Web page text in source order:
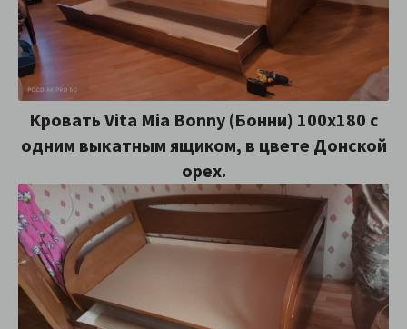
Кровать Vita Mia Bonny (Бонни) 100х180 с
одним выкатным ящиком, в цвете Донской
орех.